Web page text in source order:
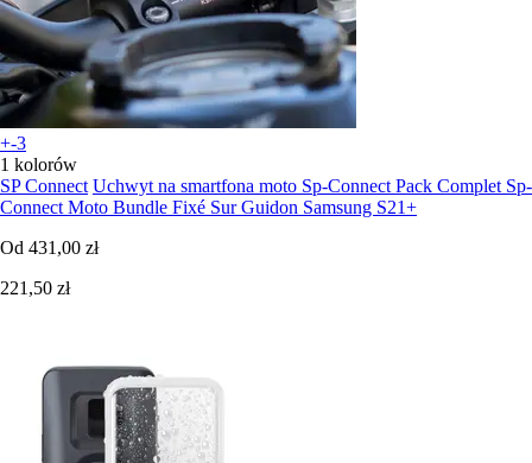
+-3
1 kolorów
SP Connect Uchwyt na smartfona moto Sp-Connect Pack Complet Sp-
Connect Moto Bundle Fixé Sur Guidon Samsung S21+
Od 431,00 zł
221,50 zł